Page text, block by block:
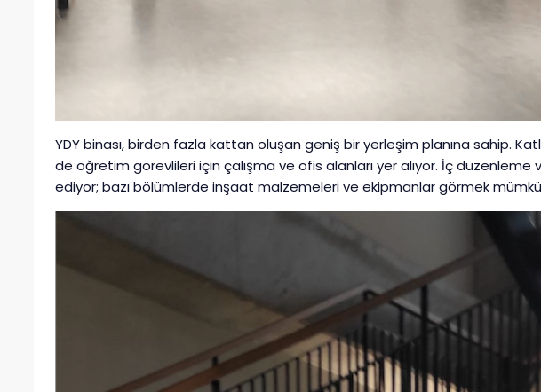
YDY binası, birden fazla kattan oluşan geniş bir yerleşim planına sahip.
de öğretim görevlileri için çalışma ve ofis alanları yer alıyor. İç
ediyor; bazı bölümlerde inşaat malzemeleri ve ekipmanlar görmek